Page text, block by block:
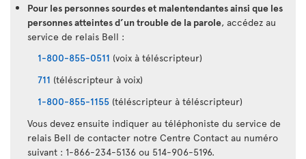
Pour les personnes sourdes et malentendantes ainsi que les
personnes atteintes d’un trouble de la parole, accédez au
service de relais Bell :
1-800-855-0511 (voix à téléscripteur)
711 (téléscripteur à voix)
1-800-855-1155 (téléscripteur à téléscripteur)
Vous devez ensuite indiquer au téléphoniste du service de
relais Bell de contacter notre Centre Contact au numéro
suivant : 1-866-234-5136 ou 514-906-5196.